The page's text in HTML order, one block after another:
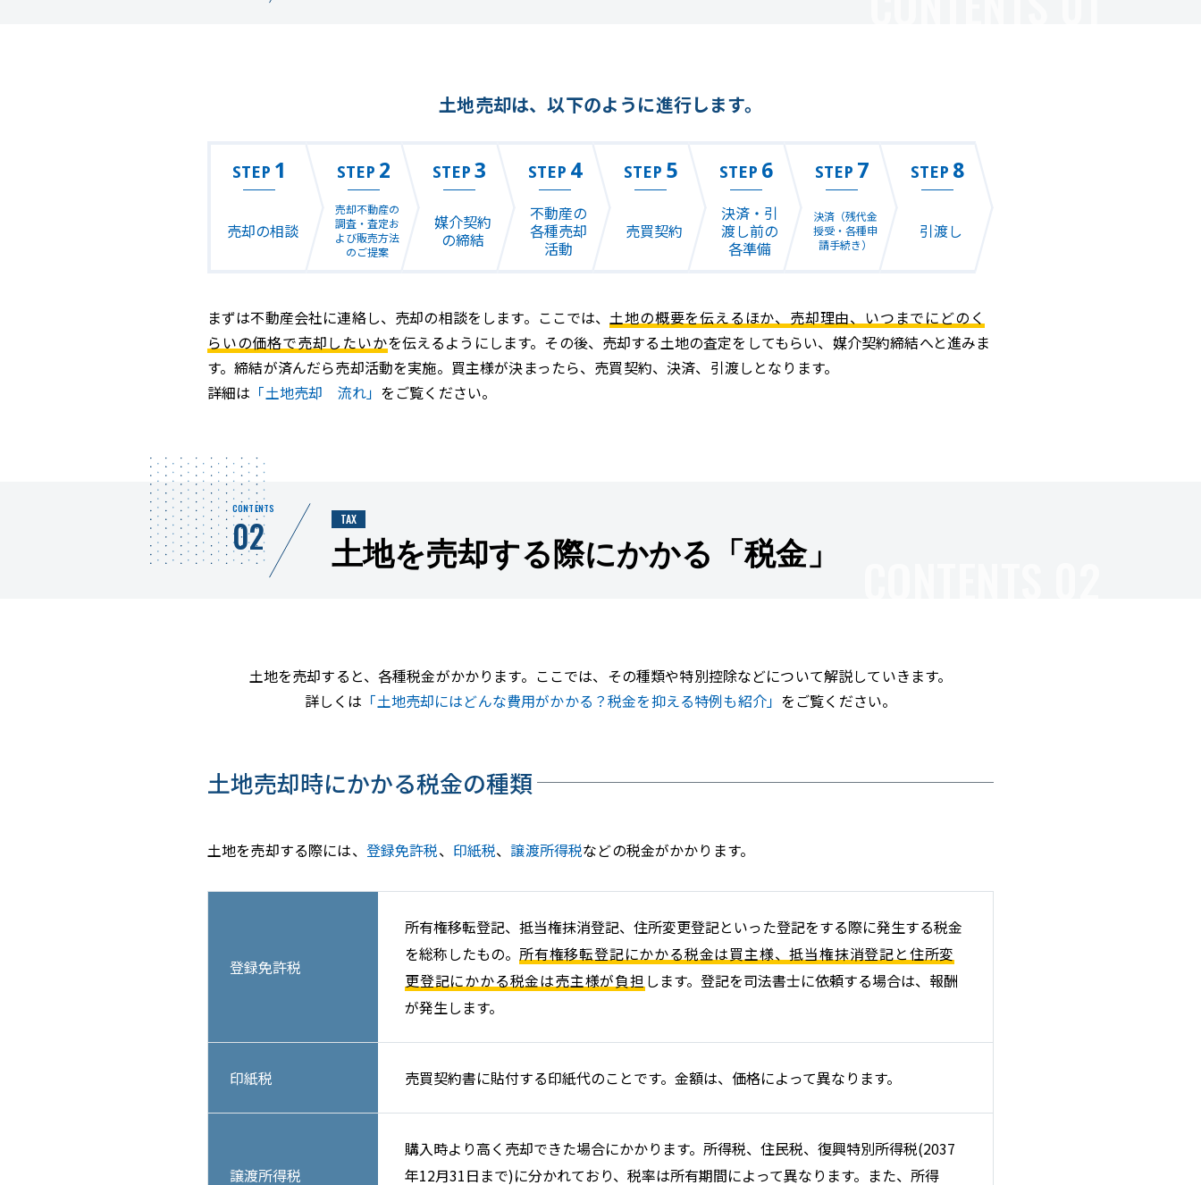
土地売却は、以下のように進行します。
STEP 1
売却の相談
STEP 2
売却不動産の
調査・査定お
よび販売方法
のご提案
STEP 3
媒介契約
の締結
STEP 4
不動産の
各種売却
活動
STEP 5
売買契約
STEP 6
決済・引
渡し前の
各準備
STEP 7
決済（残代金
授受・各種申
請手続き）
STEP 8
引渡し
まずは不動産会社に連絡し、売却の相談をします。ここでは、土地の概要を伝えるほか、売却理由、いつまでにどのく
らいの価格で売却したいかを伝えるようにします。その後、売却する土地の査定をしてもらい、媒介契約締結へと進みま
す。締結が済んだら売却活動を実施。買主様が決まったら、売買契約、決済、引渡しとなります。
詳細は 「土地売却 流れ」 をご覧ください。
CONTENTS
02 TAX
土地を売却する際にかかる「税金」
土地を売却すると、各種税金がかかります。ここでは、その種類や特別控除などについて解説していきます。
詳しくは 「土地売却にはどんな費用がかかる？税金を抑える特例も紹介」 をご覧ください。
土地売却時にかかる税金の種類
土地を売却する際には、 登録免許税、 印紙税、譲渡所得税などの税金がかかります。
登録免許税
所有権移転登記、抵当権抹消登記、住所変更登記といった登記をする際に発生する税金
を総称したもの。 所有権移転登記にかかる税金は買主様、抵当権抹消登記と住所変
更登記にかかる税金は売主様が負担 します。登記を司法書士に依頼する場合は、報酬
が発生します。
印紙税 売買契約書に貼付する印紙代のことです。金額は、価格によって異なります。
譲渡所得税
購入時より高く売却できた場合にかかります。所得税、住民税、復興特別所得税(2037
年12月31日まで)に分かれており、税率は所有期間によって異なります。また、所得